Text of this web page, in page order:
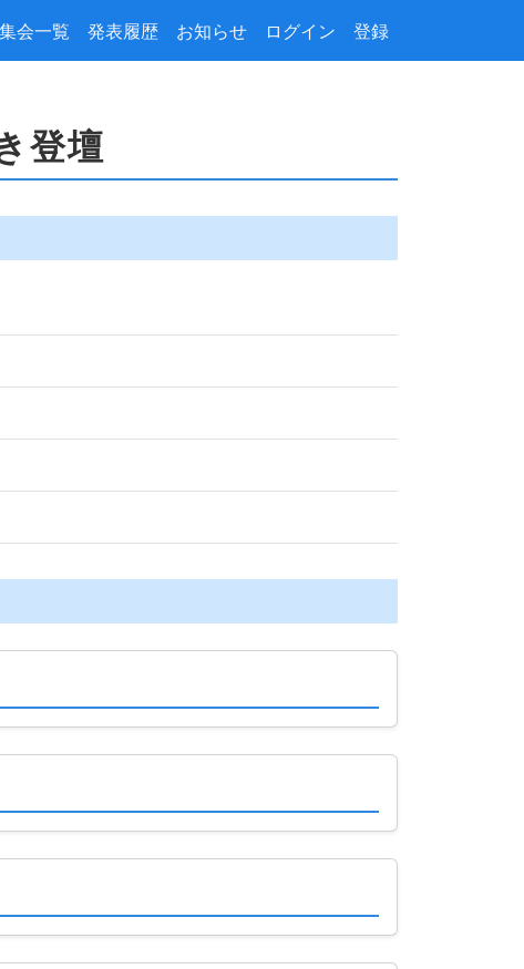
集会一覧 発表履歴 お知らせ ログイン 登録
登壇